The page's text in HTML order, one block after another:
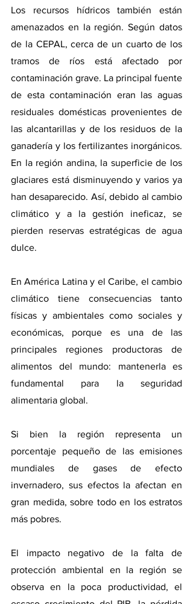
Los recursos hídricos también están
amenazados en la región. Según datos
de la CEPAL, cerca de un cuarto de los
tramos de ríos está afectado por
contaminación grave. La principal fuente
de esta contaminación eran las aguas
residuales domésticas provenientes de
las alcantarillas y de los residuos de la
ganadería y los fertilizantes inorgánicos.
En la región andina, la superficie de los
glaciares está disminuyendo y varios ya
han desaparecido. Así, debido al cambio
climático y a la gestión ineficaz, se
pierden reservas estratégicas de agua
dulce.
En América Latina y el Caribe, el cambio
climático tiene consecuencias tanto
físicas y ambientales como sociales y
económicas, porque es una de las
principales regiones productoras de
alimentos del mundo: mantenerla es
fundamental para la seguridad
alimentaria global.
Si bien la región representa un
porcentaje pequeño de las emisiones
mundiales de gases de efecto
invernadero, sus efectos la afectan en
gran medida, sobre todo en los estratos
más pobres.
El impacto negativo de la falta de
protección ambiental en la región se
observa en la poca productividad, el